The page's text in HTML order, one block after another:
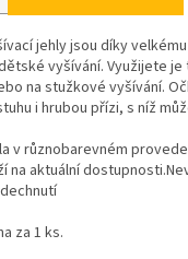
jehly jsou díky
vyšívání. Využijete
na stužkové vyšívání.
i hrubou přízi, s níž
v různobarevném
na aktuální dostupnosti.
za 1 ks.